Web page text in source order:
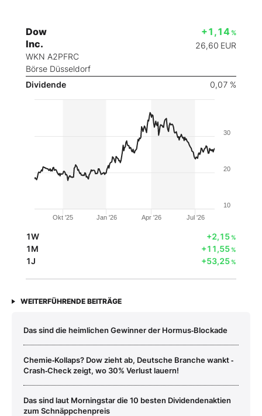
Dow
Inc.
WKN A2PFRC
Börse Düsseldorf
+1,14 %
26,60 EUR
Dividende 0,07 %
Okt '25 Jan '26 Apr '26 Jul '26
10
20
30
1W +2,15%
1M +11,55%
1J +53,25%
WEITERFÜHRENDE BEITRÄGE
Das sind die heimlichen Gewinner der Hormus‑Blockade
Chemie‑Kollaps? Dow zieht ab, Deutsche Branche wankt ‑
Crash‑Check zeigt, wo 30% Verlust lauern!
Das sind laut Morningstar die 10 besten Dividendenaktien
zum Schnäppchenpreis